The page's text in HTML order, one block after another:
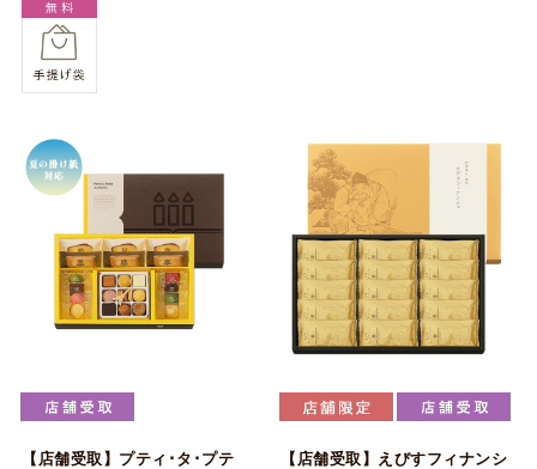
【店舗受取】プティ･タ･プテ
【店舗受取】えびすフィナンシ